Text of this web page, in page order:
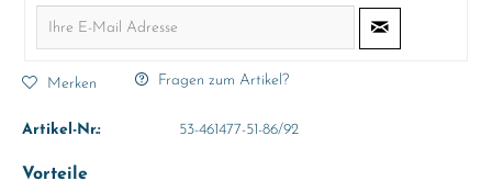
Merken Fragen zum Artikel?
Artikel-Nr.: 53-461477-51-86/92
Vorteile